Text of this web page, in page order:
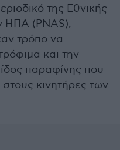
της Εθνικής
ΗΠΑ (PNAS),
τρόπο να
και την
παραφίνης που
κινητήρες των